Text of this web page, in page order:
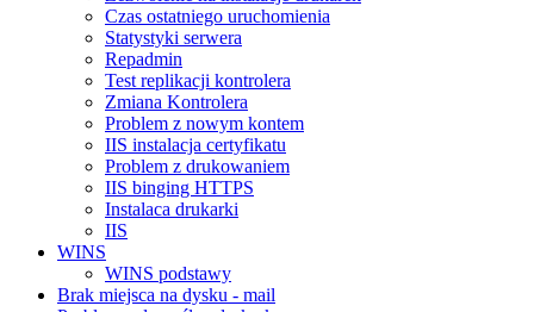
Czas ostatniego uruchomienia
Statystyki serwera
Repadmin
Test replikacji kontrolera
Zmiana Kontrolera
Problem z nowym kontem
IIS instalacja certyfikatu
Problem z drukowaniem
IIS binging HTTPS
Instalaca drukarki
IIS
WINS
WINS podstawy
Brak miejsca na dysku - mail